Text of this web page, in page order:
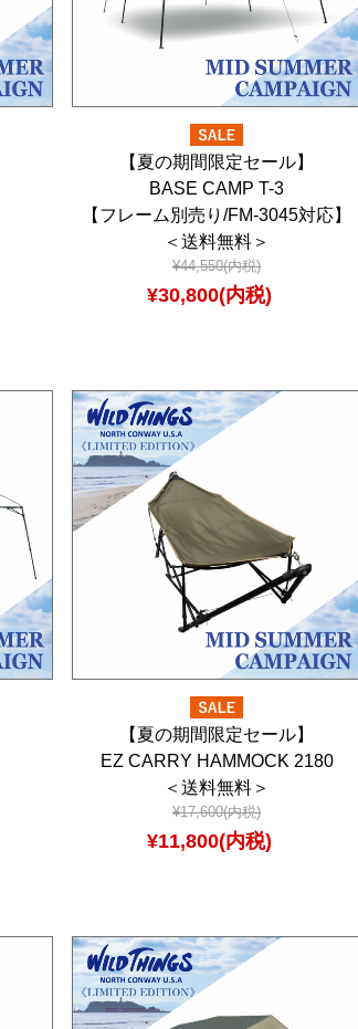
【夏の期間限定セール】
BASE CAMP T-3
【フレーム別売り/FM-3045対応】
＜送料無料＞
¥44,550(内税)
¥30,800(内税)
【夏の期間限定セール】
EZ CARRY HAMMOCK 2180
＜送料無料＞
¥17,600(内税)
¥11,800(内税)